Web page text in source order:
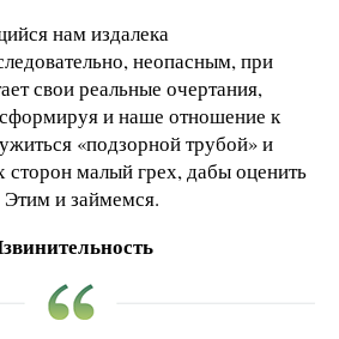
нам издалека
неопасным, при
свои реальные очертания,
и наше отношение к
«подзорной трубой» и
сторон малый грех, дабы оценить
Этим и займемся.